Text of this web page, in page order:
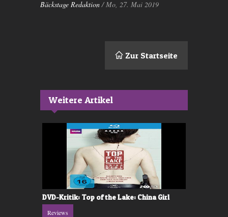
Bäckstage Redaktion/ Mo, 27. Mai 2019
Zur Startseite
Weitere Artikel
DVD-Kritik: Top of the Lake: China Girl
Reviews